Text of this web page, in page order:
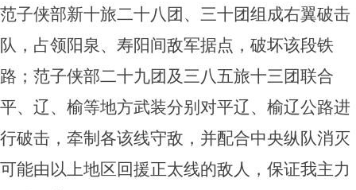
范子侠部新十旅二十八团、三十团组成右翼破击
队，占领阳泉、寿阳间敌军据点，破坏该段铁
路；范子侠部二十九团及三八五旅十三团联合
平、辽、榆等地方武装分别对平辽、榆辽公路进
行破击，牵制各该线守敌，并配合中央纵队消灭
可能由以上地区回援正太线的敌人，保证我主力